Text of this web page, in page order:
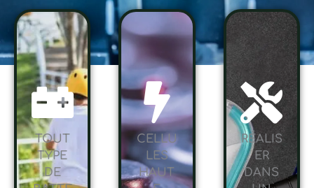
TOUT
TYPE
DE
CELLU
LES
HAUT
RÉALIS
ER
DANS